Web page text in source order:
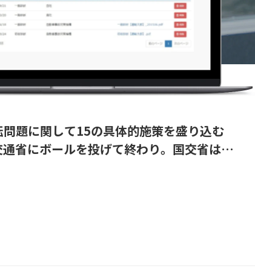
題に関して15の具体的施策を盛り込む
省にボールを投げて終わり。国交省はも